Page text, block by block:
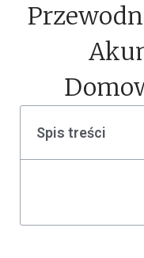
Spis treści